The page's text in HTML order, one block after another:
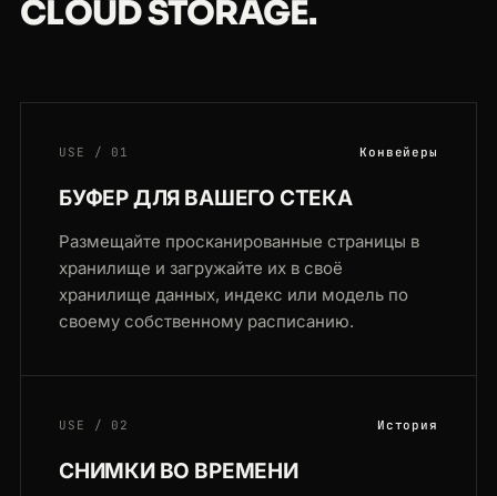
CLOUD STORAGE.
USE / 01 Конвейеры
БУФЕР ДЛЯ ВАШЕГО СТЕКА
Размещайте просканированные страницы в
хранилище и загружайте их в своё
хранилище данных, индекс или модель по
своему собственному расписанию.
USE / 02 История
СНИМКИ ВО ВРЕМЕНИ